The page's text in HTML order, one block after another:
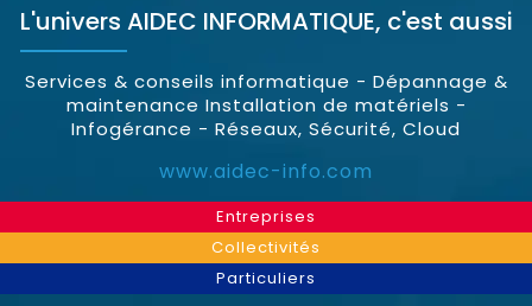
L'univers AIDEC INFORMATIQUE, c'est aussi
Services & conseils informatique - Dépannage &
maintenance Installation de matériels -
Infogérance - Réseaux, Sécurité, Cloud
www.aidec-info.com
Entreprises
Collectivités
Particuliers